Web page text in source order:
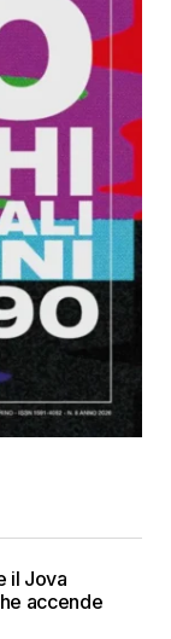
il Jova
accende